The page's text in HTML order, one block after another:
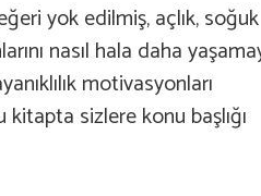
yok edilmiş, açlık, soğuk
nasıl hala daha
motivasyonları
kitapta sizlere konu başlığı